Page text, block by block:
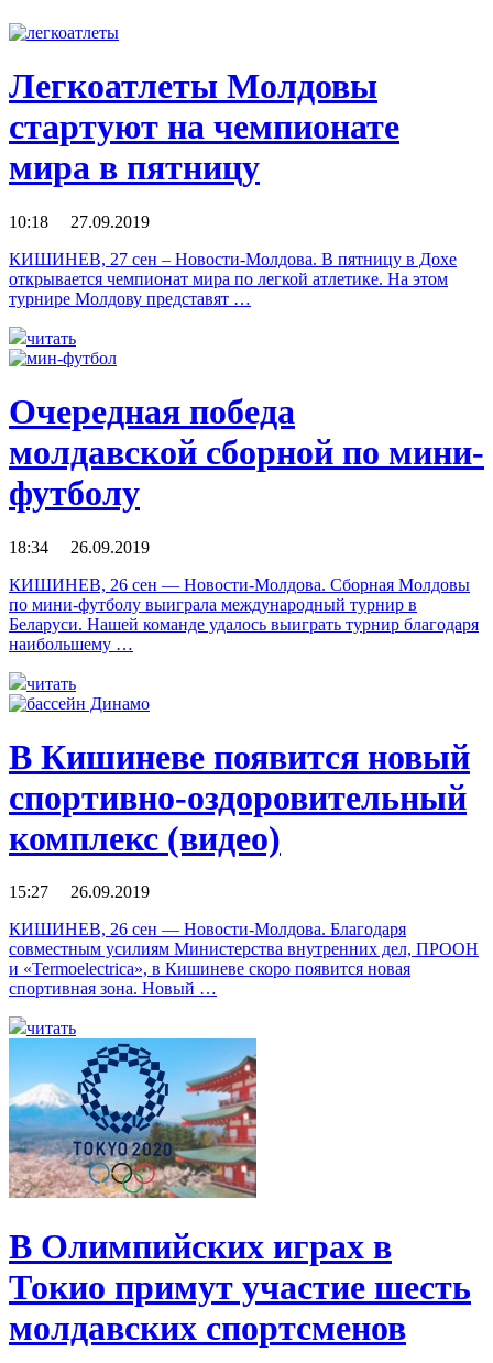
Легкоатлеты Молдовы
стартуют на чемпионате
мира в пятницу
10:18 27.09.2019
КИШИНЕВ, 27 сен – Новости-Молдова. В пятницу в Дохе
открывается чемпионат мира по легкой атлетике. На этом
турнире Молдову представят …
читать
Очередная победа
молдавской сборной по мини-
футболу
18:34 26.09.2019
КИШИНЕВ, 26 сен — Новости-Молдова. Сборная Молдовы
по мини-футболу выиграла международный турнир в
Беларуси. Нашей команде удалось выиграть турнир благодаря
наибольшему …
читать
В Кишиневе появится новый
спортивно-оздоровительный
комплекс (видео)
15:27 26.09.2019
КИШИНЕВ, 26 сен — Новости-Молдова. Благодаря
совместным усилиям Министерства внутренних дел, ПРООН
и «Termoelectrica», в Кишиневе скоро появится новая
спортивная зона. Новый …
читать
В Олимпийских играх в
Токио примут участие шесть
молдавских спортсменов